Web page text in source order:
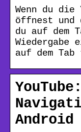
Wenn du die
öffnest und
du auf dem
Wiedergabe
auf dem